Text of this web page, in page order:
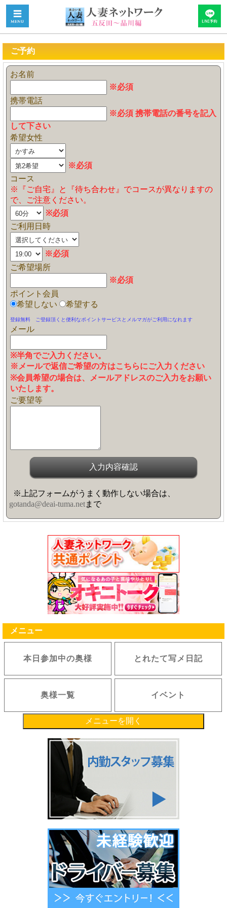
ご予約
お名前
※必須
携帯電話
※必須 携帯電話の番号を記入
して下さい
希望女性
※必須
コース
※『ご自宅』と『待ち合わせ』でコースが異なりますの
で、ご注意ください。
※必須
ご利用日時
※必須
ご希望場所
※必須
ポイント会員
希望しない
希望する
登録無料 ご登録頂くと便利なポイントサービスとメルマガがご利用になれます
メール
※半角でご入力ください。
※メールで返信ご希望の方はこちらにご入力ください
※会員希望の場合は、メールアドレスのご入力をお願い
いたします。
ご要望等
※上記フォームがうまく動作しない場合は、
gotanda@deai-tuma.netまで
メニュー
本日参加中の奥様 とれたて写メ日記
奥様一覧 イベント
メニューを開く